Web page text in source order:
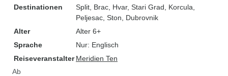
Destinationen
Split , Brac , Hvar, Stari Grad , Korcula
Peljesac , Ston , Dubrovnik
Alter
Alter 6+
Sprache
Nur: Englisch
Reiseveranstalter Meridien Ten
Ab